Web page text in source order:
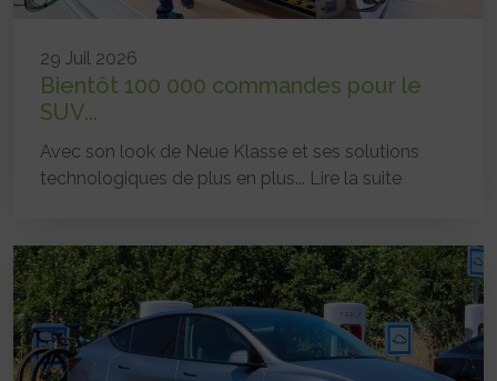
29 Juil 2026
Bientôt 100 000 commandes pour le
SUV...
Avec son look de Neue Klasse et ses solutions
technologiques de plus en plus... Lire la suite